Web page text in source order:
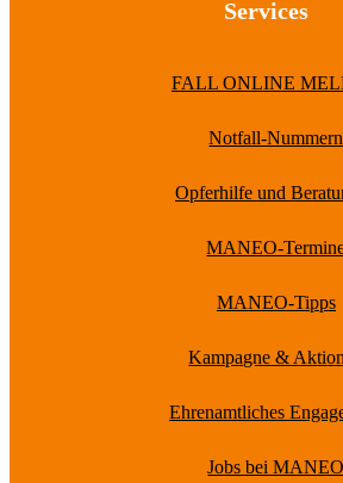
Services
FALL ONLINE
Notfall-Nummern
Opferhilfe und
MANEO-
MANEO-Tipps
Kampagne &
Ehrenamtliches
Jobs bei MANEO